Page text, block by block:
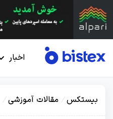
اخبار
بیستکس مقالات آموزشی